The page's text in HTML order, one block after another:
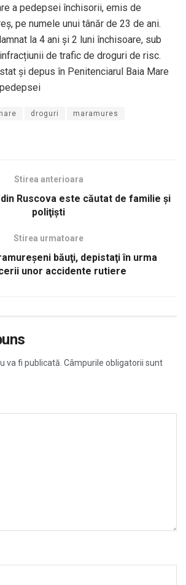
a pedepsei închisorii, emis de
pe numele unui tânăr de 23 de ani.
la 4 ani și 2 luni închisoare, sub
de trafic de droguri de risc.
și depus în Penitenciarul Baia Mare
droguri maramures
Stirea anterioara
Ruscova este căutat de familie şi
poliţişti
Stirea urmatoare
băuţi, depistaţi în urma
unor accidente rutiere
va fi publicată. Câmpurile obligatorii sunt